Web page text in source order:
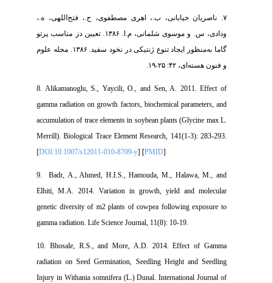
۷. ناصریان خیابانی، ب.، اهری مصطفوی، ح.، فتح‌اللهی، ه.،
ودادی، س. و موسوی شلمانی، م.ا. ۱۳۸۶. تعیین دز مناسب پرتو
گاما به‌منظور ایجاد تنوع ژنتیکی در نخود سفید. ۱۳۸۶. مجله علوم
و فنون هسته‌ای، ۴۲: ۲۵-۱۹.
8. Alikamanoglu, S., Yaycili, O., and Sen, A. 2011. Effect of
gamma radiation on growth factors, biochemical parameters, and
accumulation of trace elements in soybean plants (Glycine max L.
Merrill). Biological Trace Element Research, 141(1-3): 283-293.
[DOI:10.1007/s12011-010-8709-y] [PMID
9. Badr, A., Ahmed, H.I.S., Hamouda, M., Halawa, M., and
Elhiti, M.A. 2014. Variation in growth, yield and molecular
genetic diversity of m2 plants of cowpea following exposure to
gamma radiation. Life Science Journal, 11(8): 10-19.
10. Bhosale, R.S., and More, A.D. 2014. Effect of Gamma
radiation on Seed Germination, Seedling Height and Seedling
Injury in Withania somnifera (L.) Dunal. International Journal of